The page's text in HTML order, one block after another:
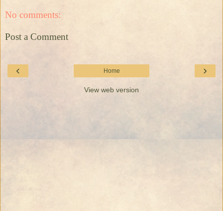
No comments:
Post a Comment
‹ ›
Home
View web version